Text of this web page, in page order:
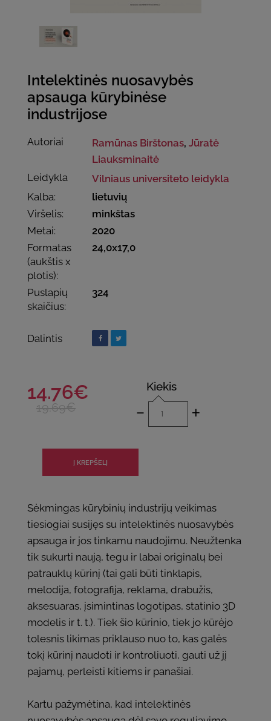
Intelektinės nuosavybės
apsauga kūrybinėse
industrijose
Autoriai Ramūnas Birštonas,Jūratė
Liauksminaitė
Leidykla
Vilniaus universiteto leidykla
Kalba:
lietuvių
Viršelis:
minkštas
Metai:
2020
Formatas
(aukštis x
plotis):
24,0x17,0
Puslapių
skaičius:
324
Dalintis
14.76€
19.69€
Kiekis
- +
Sėkmingas kūrybinių industrijų veikimas
tiesiogiai susijęs su intelektinės nuosavybės
apsauga ir jos tinkamu naudojimu. Neužtenka
tik sukurti naują, tegu ir labai originalų bei
patrauklų kūrinį (tai gali būti tinklapis,
melodija, fotografija, reklama, drabužis,
aksesuaras, įsimintinas logotipas, statinio 3D
modelis ir t. t.). Tiek šio kūrinio, tiek jo kūrėjo
tolesnis likimas priklauso nuo to, kas galės
tokį kūrinį naudoti ir kontroliuoti, gauti už jį
pajamų, perleisti kitiems ir panašiai.
Kartu pažymėtina, kad intelektinės